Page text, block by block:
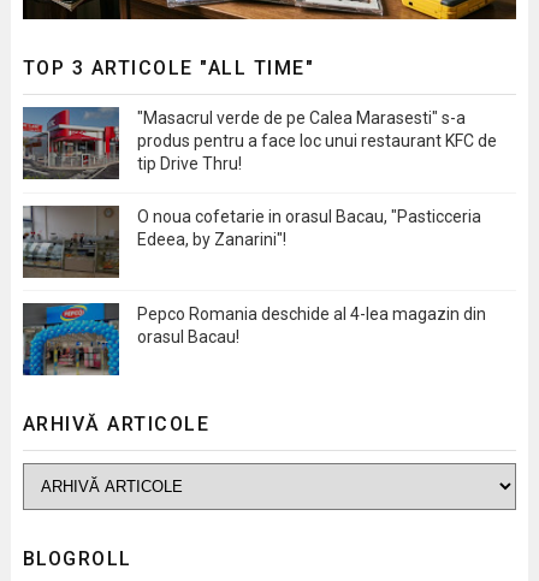
TOP 3 ARTICOLE "ALL TIME"
"Masacrul verde de pe Calea Marasesti" s-a
produs pentru a face loc unui restaurant KFC de
tip Drive Thru!
O noua cofetarie in orasul Bacau, "Pasticceria
Edeea, by Zanarini"!
Pepco Romania deschide al 4-lea magazin din
orasul Bacau!
ARHIVĂ ARTICOLE
BLOGROLL